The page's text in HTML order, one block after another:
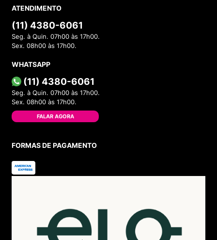
ATENDIMENTO
(11) 4380-6061
Seg. à Quin. 07h00 às 17h00.
Sex. 08h00 às 17h00.
WHATSAPP
(11) 4380-6061
Seg. à Quin. 07h00 às 17h00.
Sex. 08h00 às 17h00.
FALAR AGORA
FORMAS DE PAGAMENTO